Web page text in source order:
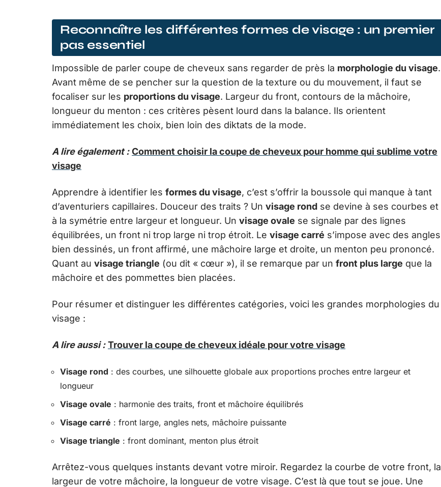
Reconnaître les différentes formes de visage : un premier
pas essentiel
Impossible de parler coupe de cheveux sans regarder de près la morphologie du visage.
Avant même de se pencher sur la question de la texture ou du mouvement, il faut se
focaliser sur les proportions du visage. Largeur du front, contours de la mâchoire,
longueur du menton : ces critères pèsent lourd dans la balance. Ils orientent
immédiatement les choix, bien loin des diktats de la mode.
A lire également : Comment choisir la coupe de cheveux pour homme qui sublime votre
visage
Apprendre à identifier les formes du visage, c’est s’offrir la boussole qui manque à tant
d’aventuriers capillaires. Douceur des traits ? Un visage rond se devine à ses courbes et
à la symétrie entre largeur et longueur. Un visage ovale se signale par des lignes
équilibrées, un front ni trop large ni trop étroit. Le visage carré s’impose avec des angles
bien dessinés, un front affirmé, une mâchoire large et droite, un menton peu prononcé.
Quant au visage triangle (ou dit « cœur »), il se remarque par un front plus large que la
mâchoire et des pommettes bien placées.
Pour résumer et distinguer les différentes catégories, voici les grandes morphologies du
visage :
A lire aussi : Trouver la coupe de cheveux idéale pour votre visage
Visage rond : des courbes, une silhouette globale aux proportions proches entre largeur et
longueur
Visage ovale : harmonie des traits, front et mâchoire équilibrés
Visage carré : front large, angles nets, mâchoire puissante
Visage triangle : front dominant, menton plus étroit
Arrêtez-vous quelques instants devant votre miroir. Regardez la courbe de votre front, la
largeur de votre mâchoire, la longueur de votre visage. C’est là que tout se joue. Une